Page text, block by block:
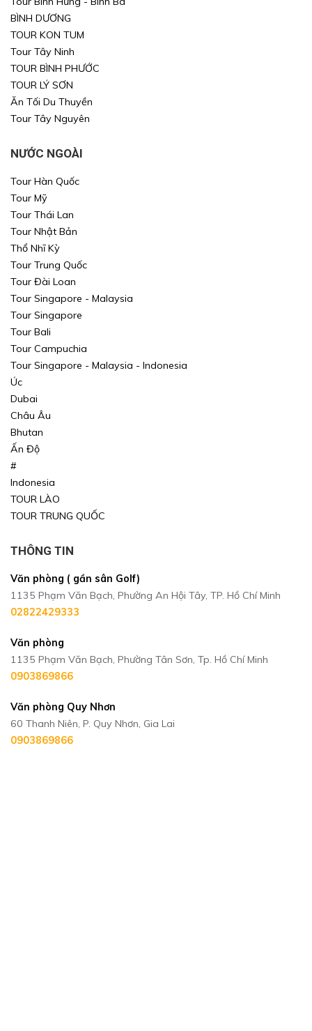
Xin mời Quý khách chọn thông tin cần tìm kiếm
Chọn nơi đi
Chọn nơi đến
Xin mời Quý khách chọn thông tin cần tìm kiếm
Chọn nơi đi
Chọn nơi đến
Xin mời Quý khách chọn thông tin cần tìm kiếm
Xin mời Quý khách chọn thông tin cần tìm kiếm
Chọn khu vực
Chọn loại
Khoảng giá
BÌNH DƯƠNG
TOUR KON TUM
Tour Tây Ninh
TOUR BÌNH PHƯỚC
TOUR LÝ SƠN
Ăn Tối Du Thuyền
Tour Tây Nguyên
NƯỚC NGOÀI
Tour Hàn Quốc
Tour Mỹ
Tour Thái Lan
Tour Nhật Bản
Thổ Nhĩ Kỳ
Tour Trung Quốc
Tour Đài Loan
Tour Singapore - Malaysia
Tour Singapore
Tour Bali
Tour Campuchia
Tour Singapore - Malaysia - Indonesia
Úc
Dubai
Châu Âu
Bhutan
Ấn Độ
#
Indonesia
TOUR LÀO
TOUR TRUNG QUỐC
THÔNG TIN
Văn phòng ( gần sân Golf)
1135 Phạm Văn Bạch, Phường An Hội Tây, TP. Hồ Chí Minh
02822429333
Văn phòng
1135 Phạm Văn Bạch, Phường Tân Sơn, Tp. Hồ Chí Minh
0903869866
Văn phòng Quy Nhơn
60 Thanh Niên, P. Quy Nhơn, Gia Lai
0903869866